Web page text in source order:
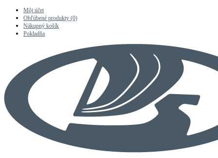
Môj účet
Obľúbené produkty (0)
Nákupný košík
Pokladňa